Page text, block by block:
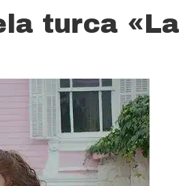
turca «La